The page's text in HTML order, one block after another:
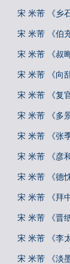
宋 米芾 《乡
宋 米芾 《伯
宋 米芾 《叔
宋 米芾 《向
宋 米芾 《复
宋 米芾 《多
宋 米芾 《张
宋 米芾 《彦
宋 米芾 《德
宋 米芾 《拜
宋 米芾 《晋
宋 米芾 《李
宋 米芾 《淡